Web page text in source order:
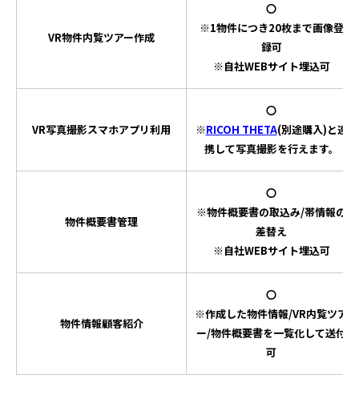
VR物件内覧ツアー作成
〇
※1物件につき20枚まで画像登
録可
※自社WEBサイト埋込可
VR写真撮影スマホアプリ利用
〇
※RICOH THETA(別途購入)と連
携して写真撮影を行えます。
物件概要書管理
〇
※物件概要書の取込み/帯情報の
差替え
※自社WEBサイト埋込可
物件情報顧客紹介
〇
※作成した物件情報/VR内覧ツア
ー/物件概要書を一覧化して送付
可